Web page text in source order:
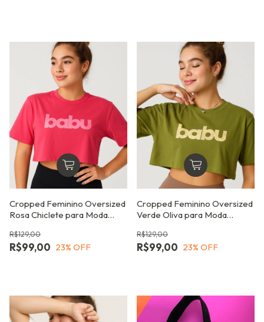
Cropped Feminino Oversized
Rosa Chiclete para Moda
R$99,00
R$129,00
23% OFF
Cropped Feminino Oversized
Verde Oliva para Moda
R$99,00
R$129,00
23% OFF